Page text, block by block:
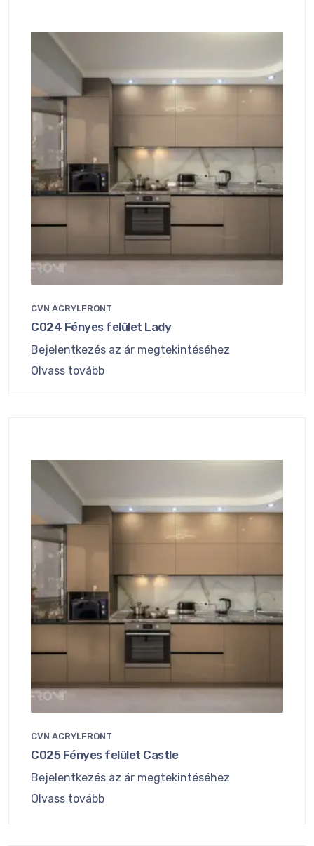
CVN ACRYLFRONT
C024 Fényes felület Lady
Bejelentkezés az ár megtekintéséhez
Olvass tovább
CVN ACRYLFRONT
C025 Fényes felület Castle
Bejelentkezés az ár megtekintéséhez
Olvass tovább